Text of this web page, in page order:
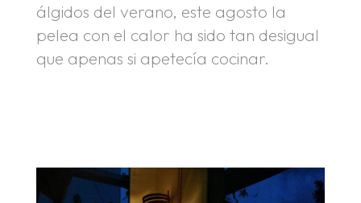
álgidos del verano, este agosto la
pelea con el calor ha sido tan desigual
que apenas si apetecía cocinar.